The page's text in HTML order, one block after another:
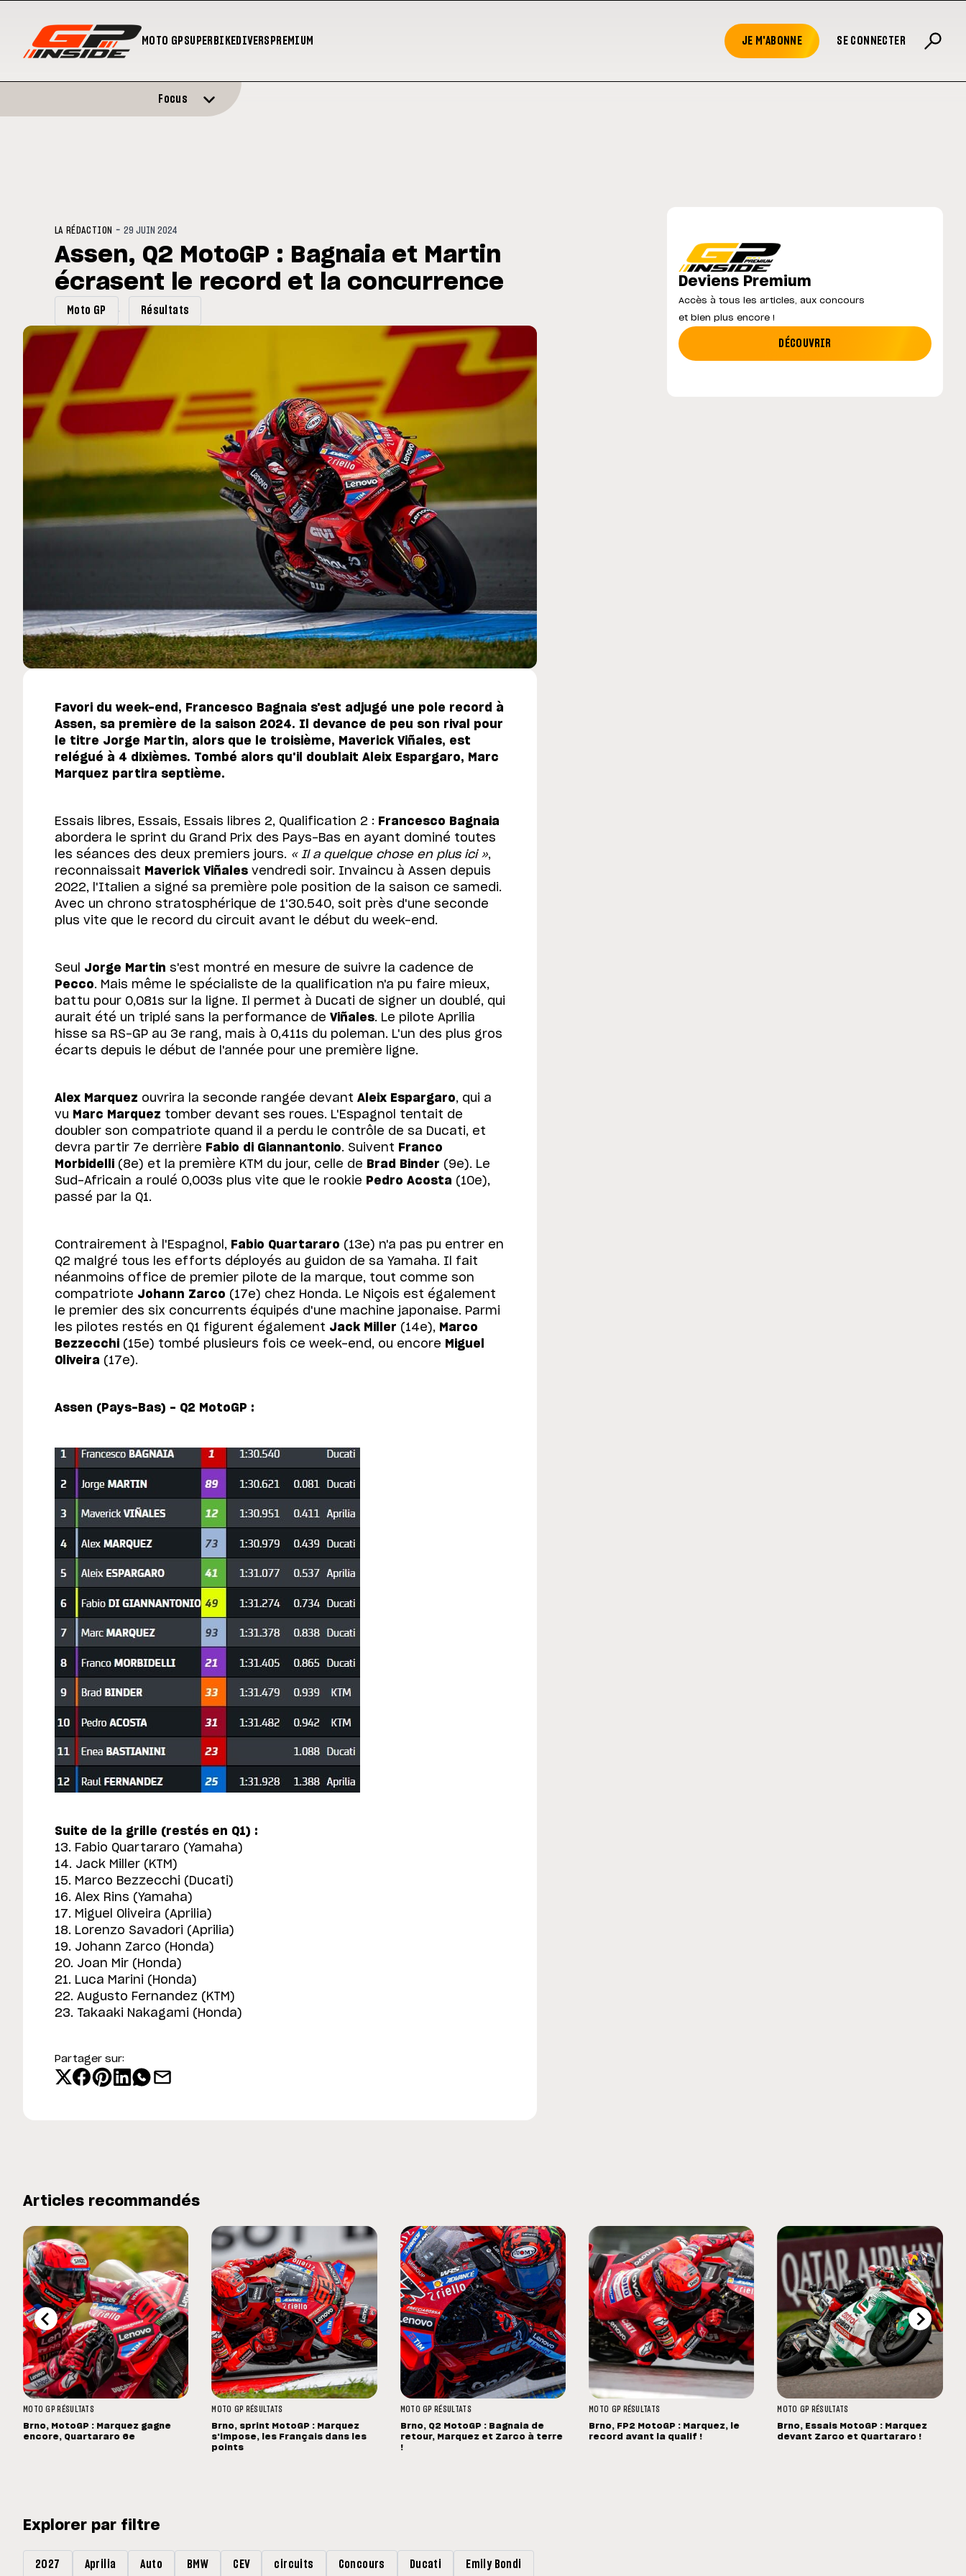
MOTO GPSUPERBIKEDIVERS PREMIUM JE M'ABONNE SE CONNECTER
club spécial dans
Silverstone : Horaires et Programme du GP de
MOTO GP
Zarco évite l'opération et vise un retour en
septembre
MotoGP : les cinq constructeurs signent un
Focus
LA RÉDACTION -29 JUIN 2024
Assen, Q2 MotoGP : Bagnaia et Martin
écrasent le record et la concurrence
Moto GP Résultats
Favori du week-end, Francesco Bagnaia s'est adjugé une pole record à
Assen, sa première de la saison 2024. Il devance de peu son rival pour
le titre Jorge Martin, alors que le troisième, Maverick Viñales, est
relégué à 4 dixièmes. Tombé alors qu'il doublait Aleix Espargaro, Marc
Marquez partira septième.
Essais libres, Essais, Essais libres 2, Qualification 2 : Francesco Bagnaia
abordera le sprint du Grand Prix des Pays-Bas en ayant dominé toutes
les séances des deux premiers jours. « Il a quelque chose en plus ici »,
reconnaissait Maverick Viñales vendredi soir. Invaincu à Assen depuis
2022, l'Italien a signé sa première pole position de la saison ce samedi.
Avec un chrono stratosphérique de 1'30.540, soit près d'une seconde
plus vite que le record du circuit avant le début du week-end.
Seul Jorge Martin s'est montré en mesure de suivre la cadence de
Pecco. Mais même le spécialiste de la qualification n'a pu faire mieux,
battu pour 0,081s sur la ligne. Il permet à Ducati de signer un doublé, qui
aurait été un triplé sans la performance de Viñales. Le pilote Aprilia
hisse sa RS-GP au 3e rang, mais à 0,411s du poleman. L'un des plus gros
écarts depuis le début de l'année pour une première ligne.
Alex Marquez ouvrira la seconde rangée devant Aleix Espargaro, qui a
vu Marc Marquez tomber devant ses roues. L'Espagnol tentait de
doubler son compatriote quand il a perdu le contrôle de sa Ducati, et
devra partir 7e derrière Fabio di Giannantonio. Suivent Franco
Morbidelli (8e) et la première KTM du jour, celle de Brad Binder (9e). Le
Sud-Africain a roulé 0,003s plus vite que le rookie Pedro Acosta (10e),
passé par la Q1.
Contrairement à l'Espagnol, Fabio Quartararo (13e) n'a pas pu entrer en
Q2 malgré tous les efforts déployés au guidon de sa Yamaha. Il fait
néanmoins office de premier pilote de la marque, tout comme son
compatriote Johann Zarco (17e) chez Honda. Le Niçois est également
le premier des six concurrents équipés d'une machine japonaise. Parmi
les pilotes restés en Q1 figurent également Jack Miller (14e), Marco
Bezzecchi (15e) tombé plusieurs fois ce week-end, ou encore Miguel
Oliveira (17e).
Assen (Pays-Bas) - Q2 MotoGP :
Suite de la grille (restés en Q1) :
13. Fabio Quartararo (Yamaha)
14. Jack Miller (KTM)
15. Marco Bezzecchi (Ducati)
16. Alex Rins (Yamaha)
17. Miguel Oliveira (Aprilia)
18. Lorenzo Savadori (Aprilia)
19. Johann Zarco (Honda)
20. Joan Mir (Honda)
21. Luca Marini (Honda)
22. Augusto Fernandez (KTM)
23. Takaaki Nakagami (Honda)
Partager sur:
Deviens Premium
Accès à tous les articles, aux concours
et bien plus encore !
DÉCOUVRIR
Articles recommandés
MOTO GP RÉSULTATS
Brno, MotoGP : Marquez gagne
encore, Quartararo 6e
MOTO GP RÉSULTATS
Brno, sprint MotoGP : Marquez
s'impose, les Français dans les
points
MOTO GP RÉSULTATS
Brno, Q2 MotoGP : Bagnaia de
retour, Marquez et Zarco à terre
!
MOTO GP RÉSULTATS
Brno, FP2 MotoGP : Marquez, le
record avant la qualif !
MOTO GP RÉSULTATS
Brno, Essais MotoGP : Marquez
devant Zarco et Quartararo !
Explorer par filtre
2027 Aprilia Auto BMW CEV circuits Concours Ducati Emily Bondi